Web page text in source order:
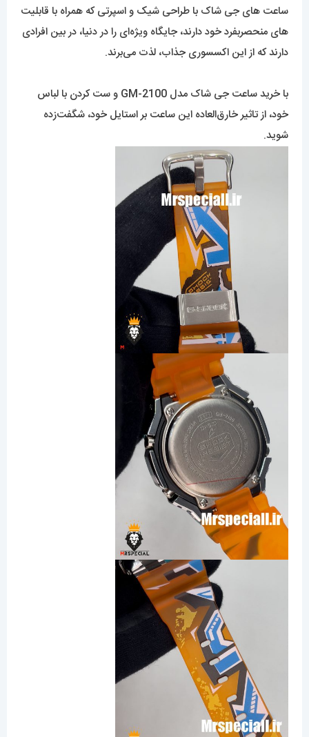
ساعت های جی شاک با طراحی شیک و اسپرتی که همراه با قابلیت
های منحصربفرد خود دارند، جایگاه ویژه‌ای را در دنیا، در بین افرادی
دارند که از این اکسسوری جذاب، لذت می‌برند.
با خرید ساعت جی شاک مدل GM-2100 و ست کردن با لباس
خود، از تاثیر خارق‌العاده این ساعت بر استایل خود، شگفت‌زده
شوید.